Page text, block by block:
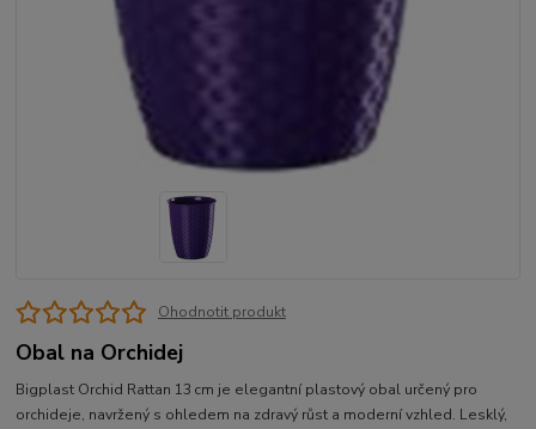
Ohodnotit produkt
Obal na Orchidej
Bigplast Orchid Rattan 13 cm je elegantní plastový obal určený pro
orchideje, navržený s ohledem na zdravý růst a moderní vzhled. Lesklý,